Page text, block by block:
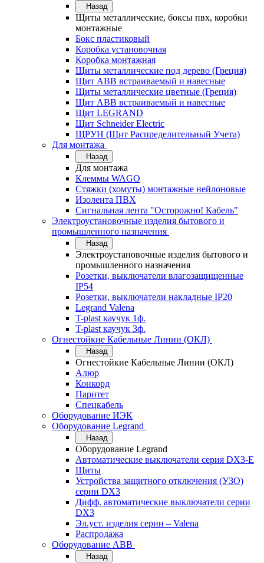
Назад
Щиты металлические, боксы пвх, коробки
монтажные
Бокс пластиковый
Коробка установочная
Коробка монтажная
Щиты металлические под дерево (Греция)
Щит ABB встраиваемый и навесные
Щиты металлические цветные (Греция)
Щит ABB встраиваемый и навесные
Щит LEGRAND
Щит Schneider Electric
ЩРУН (Щит Распределительный Учета)
Для монтажа
Назад
Для монтажа
Клеммы WAGO
Стяжки (хомуты) монтажные нейлоновые
Изолента ПВХ
Сигнальная лента "Осторожно! Кабель"
Электроустановочные изделия бытового и
промышленного назначения
Назад
Электроустановочные изделия бытового и
промышленного назначения
Розетки, выключатели влагозащищенные
IP54
Розетки, выключатели накладные IP20
Legrand Valena
T-plast каучук 1ф.
T-plast каучук 3ф.
Огнестойкие Кабельные Линии (ОКЛ)
Назад
Огнестойкие Кабельные Линии (ОКЛ)
Алюр
Конкорд
Паритет
Спецкабель
Оборудование ИЭК
Оборудование Legrand
Назад
Оборудование Legrand
Автоматические выключатели серия DX3-E
Щиты
Устройства защитного отключения (УЗО)
серии DX3
Дифф. автоматические выключатели серии
DX3
Эл.уст. изделия серии – Valena
Распродажа
Оборудование АВВ
Назад